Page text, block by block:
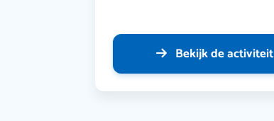
Bekijk de activiteit